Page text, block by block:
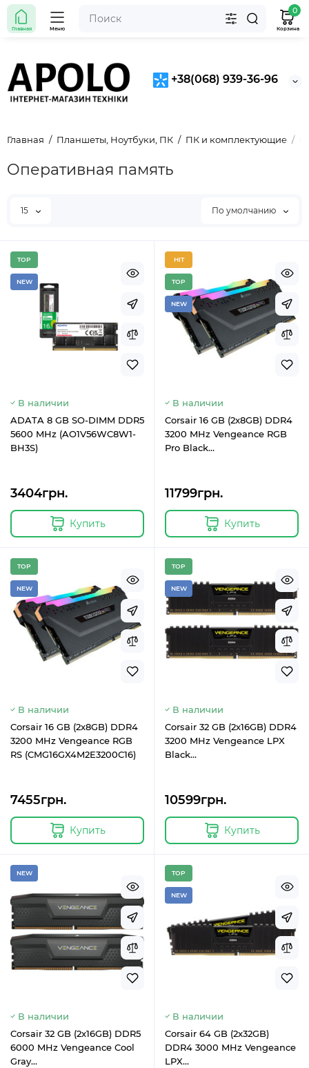
+38(068) 939-36-96
Главная Меню
0
Корзина
Главная Планшеты, Ноутбуки, ПК ПК и комплектующие
Оперативная память
15 По умолчанию
TOP
NEW
В наличии
ADATA 8 GB SO-DIMM DDR5
5600 MHz (AO1V56WC8W1-
BH3S)
3404грн.
Купить
HIT
TOP
NEW
В наличии
Corsair 16 GB (2x8GB) DDR4
3200 MHz Vengeance RGB
Pro Black
11799грн.
Купить
TOP
NEW
В наличии
Corsair 16 GB (2x8GB) DDR4
3200 MHz Vengeance RGB
RS (CMG16GX4M2E3200C16)
7455грн.
Купить
TOP
NEW
В наличии
Corsair 32 GB (2x16GB) DDR4
3200 MHz Vengeance LPX
Black
10599грн.
Купить
NEW
В наличии
Corsair 32 GB (2x16GB) DDR5
6000 MHz Vengeance Cool
Gray
TOP
NEW
В наличии
Corsair 64 GB (2x32GB)
DDR4 3000 MHz Vengeance
LPX